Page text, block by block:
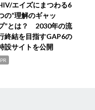
エイズにまつわる6
の“理解のギャッ
”とは？ 2030年の流
終結を目指すGAP6の
設サイトを公開
PR